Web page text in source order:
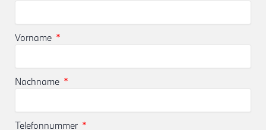
Vorname
Nachname
Telefonnummer